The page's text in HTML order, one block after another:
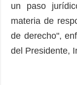
un paso
materia de
de derecho",
del Presidente,